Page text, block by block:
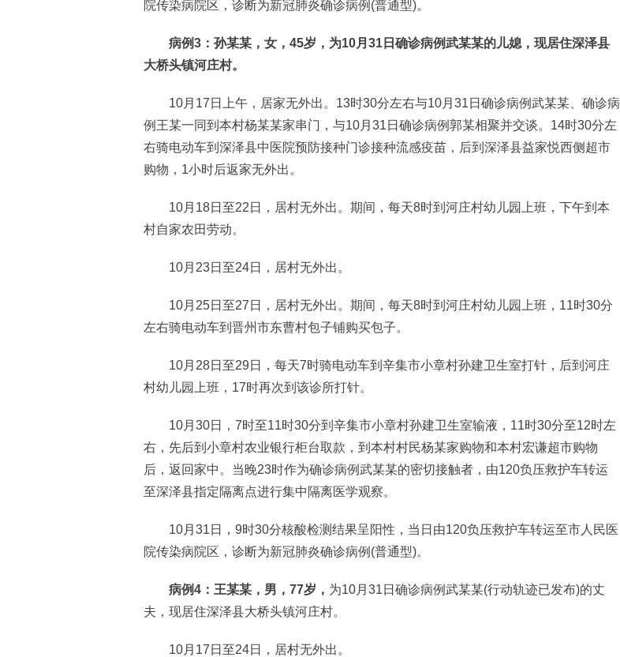
院传染病院区，诊断为新冠肺炎确诊病例(普通型)。
病例3：孙某某，女，45岁，为10月31日确诊病例武某某的儿媳，现居住深泽县
大桥头镇河庄村。
10月17日上午，居家无外出。13时30分左右与10月31日确诊病例武某某、确诊病
例王某一同到本村杨某某家串门，与10月31日确诊病例郭某相聚并交谈。14时30分左
右骑电动车到深泽县中医院预防接种门诊接种流感疫苗，后到深泽县益家悦西侧超市
购物，1小时后返家无外出。
10月18日至22日，居村无外出。期间，每天8时到河庄村幼儿园上班，下午到本
村自家农田劳动。
10月23日至24日，居村无外出。
10月25日至27日，居村无外出。期间，每天8时到河庄村幼儿园上班，11时30分
左右骑电动车到晋州市东曹村包子铺购买包子。
10月28日至29日，每天7时骑电动车到辛集市小章村孙建卫生室打针，后到河庄
村幼儿园上班，17时再次到该诊所打针。
10月30日，7时至11时30分到辛集市小章村孙建卫生室输液，11时30分至12时左
右，先后到小章村农业银行柜台取款，到本村村民杨某家购物和本村宏谦超市购物
后，返回家中。当晚23时作为确诊病例武某某的密切接触者，由120负压救护车转运
至深泽县指定隔离点进行集中隔离医学观察。
10月31日，9时30分核酸检测结果呈阳性，当日由120负压救护车转运至市人民医
院传染病院区，诊断为新冠肺炎确诊病例(普通型)。
病例4：王某某，男，77岁， 为10月31日确诊病例武某某(行动轨迹已发布)的丈
夫，现居住深泽县大桥头镇河庄村。
10月17日至24日，居村无外出。